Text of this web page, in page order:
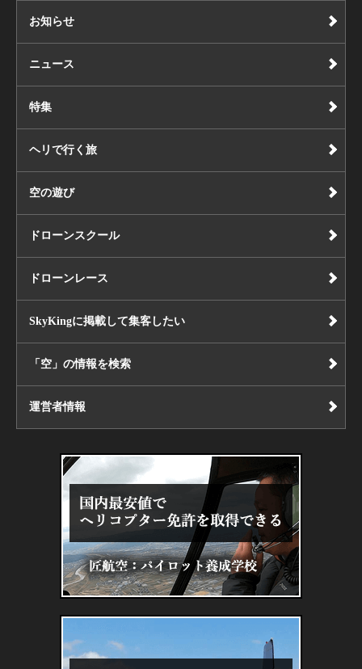
お知らせ
ニュース
特集
ヘリで行く旅
空の遊び
ドローンスクール
ドローンレース
SkyKingに掲載して集客したい
「空」の情報を検索
運営者情報